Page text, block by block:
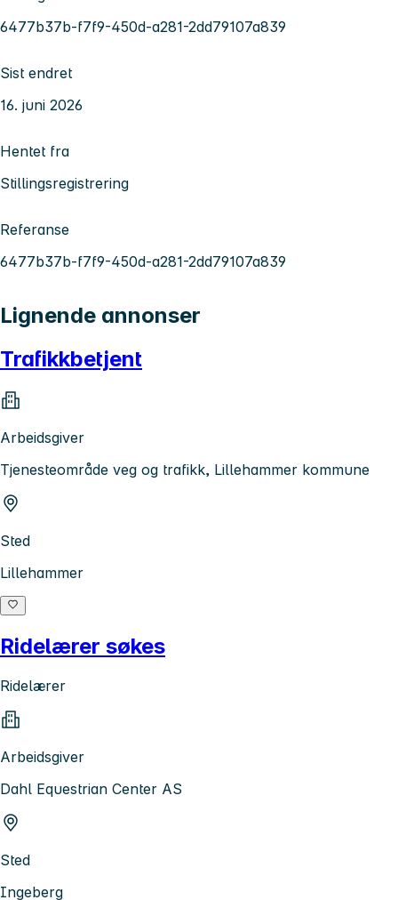
6477b37b-f7f9-450d-a281-2dd79107a839
Sist endret
16. juni 2026
Hentet fra
Stillingsregistrering
Referanse
6477b37b-f7f9-450d-a281-2dd79107a839
Lignende annonser
Trafikkbetjent
Arbeidsgiver
Tjenesteområde veg og trafikk, Lillehammer kommune
Sted
Lillehammer
Ridelærer søkes
Ridelærer
Arbeidsgiver
Dahl Equestrian Center AS
Sted
Ingeberg